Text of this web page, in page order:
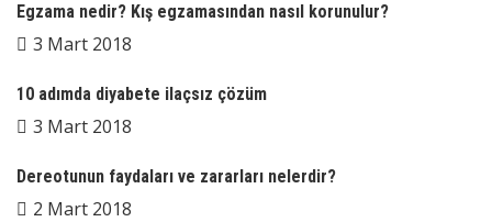
Egzama nedir? Kış egzamasından nasıl korunulur?
3 Mart 2018
10 adımda diyabete ilaçsız çözüm
3 Mart 2018
Dereotunun faydaları ve zararları nelerdir?
2 Mart 2018